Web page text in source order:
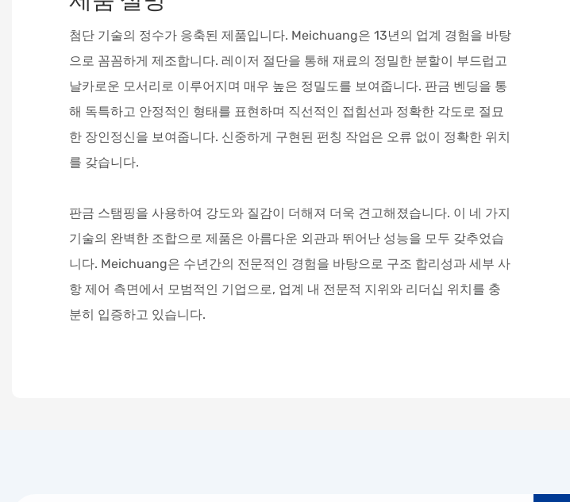
첨단 기술의 정수가 응축된 제품입니다. Meichuang은 13년의 업계 경험을 바탕
으로 꼼꼼하게 제조합니다. 레이저 절단을 통해 재료의 정밀한 분할이 부드럽고
날카로운 모서리로 이루어지며 매우 높은 정밀도를 보여줍니다. 판금 벤딩을 통
해 독특하고 안정적인 형태를 표현하며 직선적인 접힘선과 정확한 각도로 절묘
한 장인정신을 보여줍니다. 신중하게 구현된 펀칭 작업은 오류 없이 정확한 위치
를 갖습니다.
판금 스탬핑을 사용하여 강도와 질감이 더해져 더욱 견고해졌습니다. 이 네 가지
기술의 완벽한 조합으로 제품은 아름다운 외관과 뛰어난 성능을 모두 갖추었습
니다. Meichuang은 수년간의 전문적인 경험을 바탕으로 구조 합리성과 세부 사
항 제어 측면에서 모범적인 기업으로, 업계 내 전문적 지위와 리더십 위치를 충
분히 입증하고 있습니다.